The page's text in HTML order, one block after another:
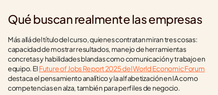
Qué buscan realmente las empresas
Más allá del título del curso, quienes contratan miran tres cosas:
capacidad de mostrar resultados, manejo de herramientas
concretas y habilidades blandas como comunicación y trabajo en
equipo. El Future of Jobs Report 2025 del World Economic Forum
destaca el pensamiento analítico y la alfabetización en IA como
competencias en alza, también para perfiles de negocio.